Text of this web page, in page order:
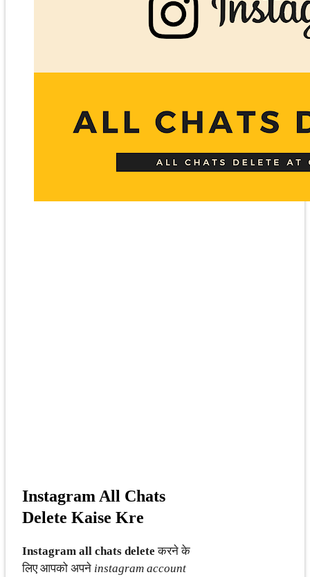
Instagram All Chats
Delete Kaise Kre
Instagram all chats delete करने के
लिए आपको अपने instagram account